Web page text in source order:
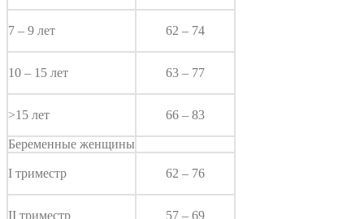
7 – 9 лет 62 – 74
10 – 15 лет 63 – 77
>15 лет 66 – 83
Беременные женщины
I триместр 62 – 76
II триместр 57 – 69